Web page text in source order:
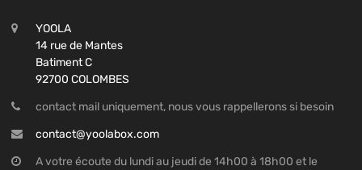
YOOLA
14 rue de Mantes
Batiment C
92700 COLOMBES
contact mail uniquement, nous vous rappellerons si besoin
contact@yoolabox.com
A votre écoute du lundi au jeudi de 14h00 à 18h00 et le